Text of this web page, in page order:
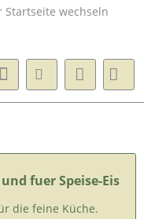
fuer Speise-Eis
die feine Küche.